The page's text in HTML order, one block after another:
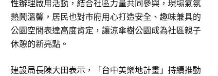
性辦理啟用活動，結合社區力量共同參與，現場氣氛
熱鬧溫馨，居民也對市府用心打造安全、趣味兼具的
公園空間表達高度肯定，讓涼傘樹公園成為社區親子
休憩的新亮點。
建設局長陳大田表示，「台中美樂地計畫」持續推動